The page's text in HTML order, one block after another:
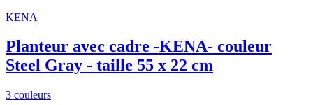
KENA
Planteur avec cadre -KENA- couleur
Steel Gray - taille 55 x 22 cm
3 couleurs